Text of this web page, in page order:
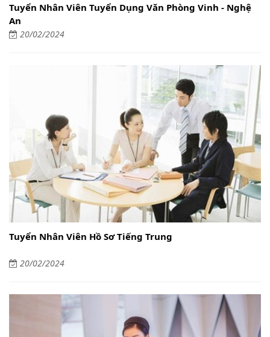
Tuyển Nhân Viên Tuyển Dụng Văn Phòng Vinh - Nghệ
An
20/02/2024
Tuyển Nhân Viên Hồ Sơ Tiếng Trung
20/02/2024